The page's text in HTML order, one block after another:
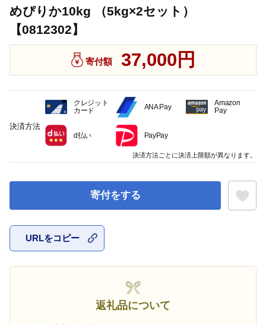
めぴりか10kg （5kg×2セット）
【0812302】
寄付額 37,000円
寄付をする
URLをコピー
返礼品について
決済方法
クレジット
カード
ANA Pay
Amazon
Pay
d払い PayPay
決済方法ごとに決済上限額が異なります。